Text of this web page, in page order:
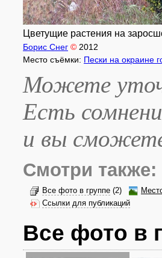
Цветущие растения на
Борис Снег © 2012
Место съёмки: Пески на окраине
Можете
Есть
и вы
Смотри также:
Все фото в группе (2)
Ссылки для публикаций
Все фото в